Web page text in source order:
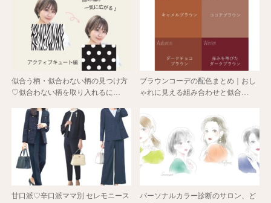
似合う柄・似合わない柄の見つけ方
♡似合わない柄を取り入れるに…
ブラウンコーデの配色まとめ｜おし
ゃれに見える組み合わせと似合…
甘口派♡辛口派ママ別 セレモニース
パーソナルカラー診断のサロン、ど